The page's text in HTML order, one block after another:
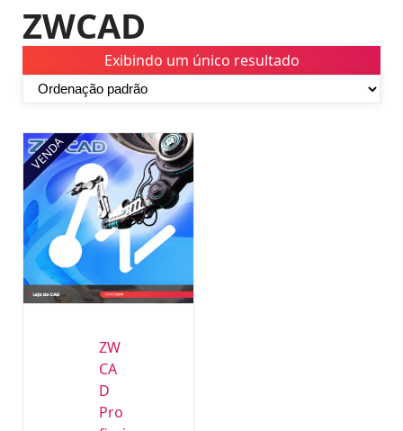
ZWCAD
Exibindo um único resultado
VENDA
ZW
CA
D
Pro